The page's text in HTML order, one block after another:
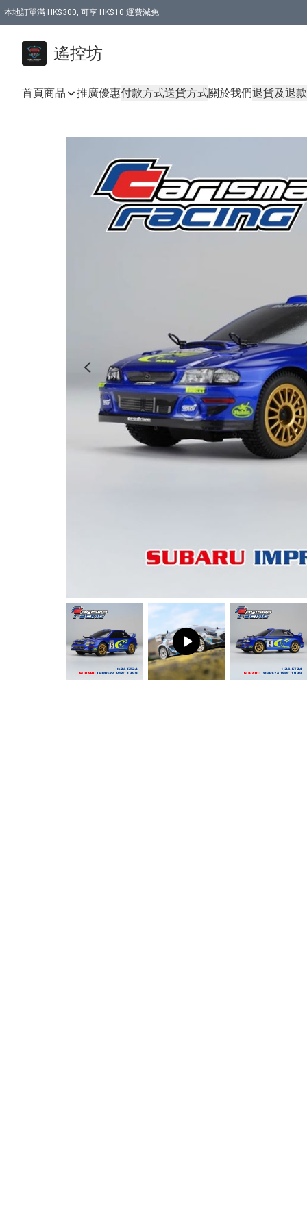
本地訂單滿 HK$300, 可享 HK$10 運費減免
遙控坊
首頁商品 推廣優惠付款方式送貨方式關於我們退貨及退